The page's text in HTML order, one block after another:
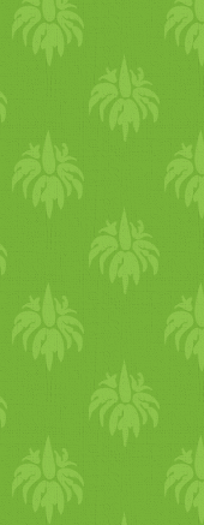
ekIndiai
ekkelSült
- ízletes
zöldséges
ös subji
fasírt